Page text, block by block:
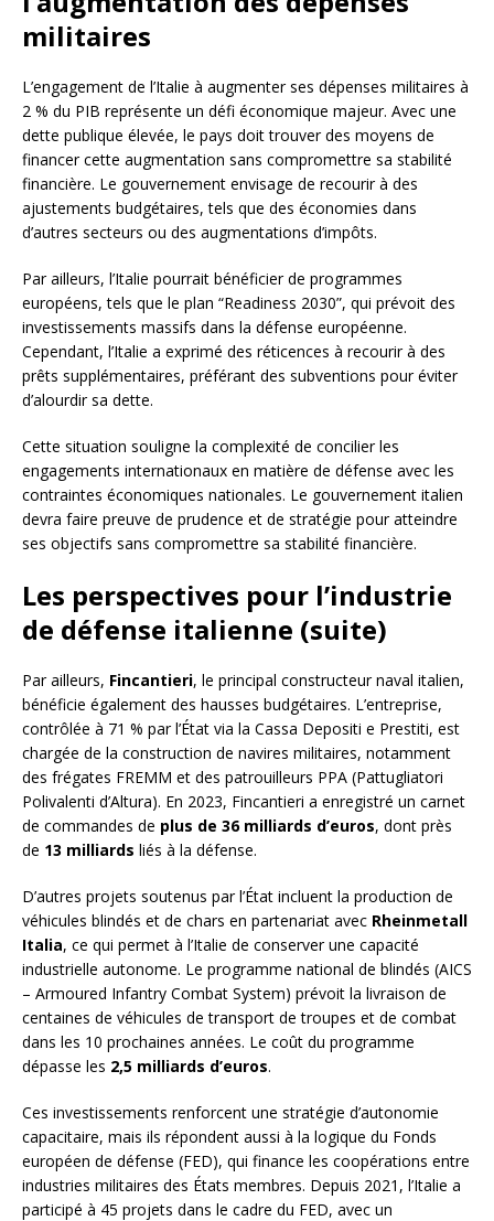
militaires
L’engagement de l’Italie à augmenter ses dépenses militaires à
2 % du PIB représente un défi économique majeur. Avec une
dette publique élevée, le pays doit trouver des moyens de
financer cette augmentation sans compromettre sa stabilité
financière. Le gouvernement envisage de recourir à des
ajustements budgétaires, tels que des économies dans
d’autres secteurs ou des augmentations d’impôts.
Par ailleurs, l’Italie pourrait bénéficier de programmes
européens, tels que le plan “Readiness 2030”, qui prévoit des
investissements massifs dans la défense européenne.
Cependant, l’Italie a exprimé des réticences à recourir à des
prêts supplémentaires, préférant des subventions pour éviter
d’alourdir sa dette.
Cette situation souligne la complexité de concilier les
engagements internationaux en matière de défense avec les
contraintes économiques nationales. Le gouvernement italien
devra faire preuve de prudence et de stratégie pour atteindre
ses objectifs sans compromettre sa stabilité financière.
Les perspectives pour l’industrie
de défense italienne (suite)
Par ailleurs, Fincantieri, le principal constructeur naval italien,
bénéficie également des hausses budgétaires. L’entreprise,
contrôlée à 71 % par l’État via la Cassa Depositi e Prestiti, est
chargée de la construction de navires militaires, notamment
des frégates FREMM et des patrouilleurs PPA (Pattugliatori
Polivalenti d’Altura). En 2023, Fincantieri a enregistré un carnet
de commandes de plus de 36 milliards d’euros, dont près
de 13 milliards liés à la défense.
D’autres projets soutenus par l’État incluent la production de
véhicules blindés et de chars en partenariat avec Rheinmetall
Italia, ce qui permet à l’Italie de conserver une capacité
industrielle autonome. Le programme national de blindés (AICS
– Armoured Infantry Combat System) prévoit la livraison de
centaines de véhicules de transport de troupes et de combat
dans les 10 prochaines années. Le coût du programme
dépasse les 2,5 milliards d’euros.
Ces investissements renforcent une stratégie d’autonomie
capacitaire, mais ils répondent aussi à la logique du Fonds
européen de défense (FED), qui finance les coopérations entre
industries militaires des États membres. Depuis 2021, l’Italie a
participé à 45 projets dans le cadre du FED, avec un